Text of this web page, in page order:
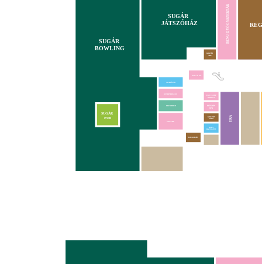
SUGÁR
BOWLING
SUGÁR
JÁTSZÓHÁZ
BENU GYÓGYSZERTÁR
SUGÁR
PUB ERA
SZABÓSÁG
NUTRIVERSUM
REPAIRHUB
EGY CSEPP
BIOBOLT
NAIL & GO
GRAVÍR
ABC
KREATÍV
PÓLÓ
KAVALKÁD
ALFA
BIZTOSÍTÓ